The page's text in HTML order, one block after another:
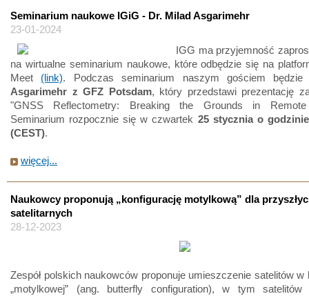
Seminarium naukowe IGiG - Dr. Milad Asgarimehr
23-01-2024
IGG ma przyjemność
na wirtualne seminarium naukowe, które odbędzie się na
Meet (link). Podczas seminarium naszym gościem
Asgarimehr z GFZ Potsdam, który przedstawi prezentację
"GNSS Reflectometry: Breaking the Grounds in Remote
Seminarium rozpocznie się w czwartek 25 stycznia o
(CEST).
więcej...
Naukowcy proponują „konfigurację motylkową” dla
satelitarnych
28-12-2023
Zespół polskich naukowców proponuje umieszczenie satelitów w
„motylkowej” (ang. butterfly configuration), w tym